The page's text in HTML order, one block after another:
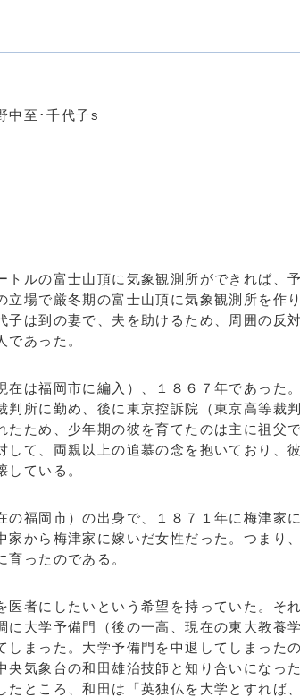
ルの富士山頂に気象観測所ができれば、
場で厳冬期の富士山頂に気象観測所を作
は到の妻で、夫を助けるため、周囲の反
あった。
は福岡市に編入）、１８６７年であった
所に勤め、後に東京控訴院（東京高等裁
ため、少年期の彼を育てたのは主に祖父で
て、両親以上の追慕の念を抱いており、
ている。
福岡市）の出身で、１８７１年に梅津家
から梅津家に嫁いだ女性だった。つまり
ったのである。
者にしたいという希望を持っていた。そ
大学予備門（後の一高、現在の東大教養
まった。大学予備門を中退してしまったの
気象台の和田雄治技師と知り合いになっ
ところ、和田は「英独仏を大学とすれば